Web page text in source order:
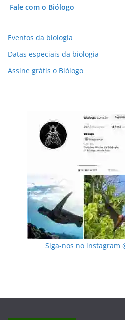
Fale com o Biólogo
Eventos da biologia
Datas especiais da biologia
Assine grátis o Biólogo
Siga-nos no instagram